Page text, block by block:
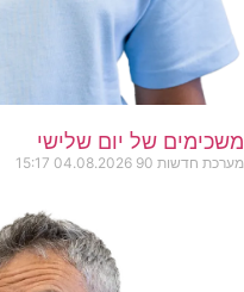
משכימים של יום שלישי
מערכת חדשות 90 04.08.2026
15:17